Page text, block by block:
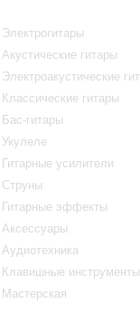
Электрогитары
Акустические гитары
Электроакустические
Классические гитары
Бас-гитары
Укулеле
Гитарные усилители
Струны
Гитарные эффекты
Аксессуары
Аудиотехника
Клавишные инструменты
Мастерская